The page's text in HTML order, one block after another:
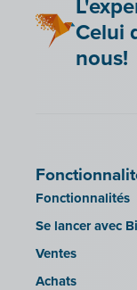
Celui
nous!
Fonctionnalités
Se lancer avec
Ventes
Achats